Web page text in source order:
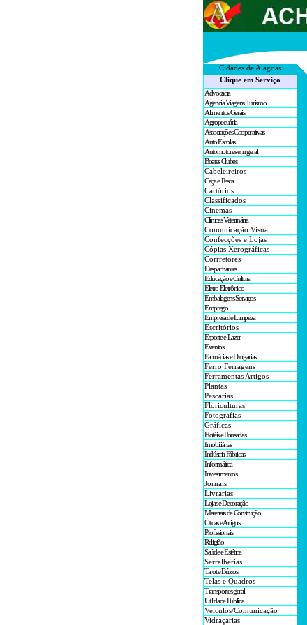
Cidades de Alagoas
Clique em Serviço
Advocacia
Agencia Viagens Turismo
Alimentos Gerais
Agropecuária
Associações Cooperativas
Auto Escolas
Automotores em geral
Boates Clubes
Cabeleireiros
Caça e Pesca
Cartórios
Classificados
Cinemas
Clínicas Veterinária
Comunicação Visual
Confecções e Lojas
Cópias Xerográficas
Corrretores
Despachantes
Educação e Cultura
Eletro Eletrônico
Embalagens Serviços
Emprego
Empresa de Limpeza
Escritórios
Esporte e Lazer
Eventos
Farmácias e Drogarias
Ferro Ferragens
Ferramentas Artigos
Plantas
Pescarias
Floriculturas
Fotografias
Gráficas
Hotéis e Pousadas
Imobiliárias
Indústria Fábricas
Informática
Investimentos
Jornais
Livrarias
Lojas e Decoração
Materiais de Construção
Óticas e Artigos
Profissionais
Religião
Saúde e Estética
Serralherias
Tarot e Búzios
Telas e Quadros
Transportes geral
Utilidade Publica
Veículos/Comunicação
Vidraçarias